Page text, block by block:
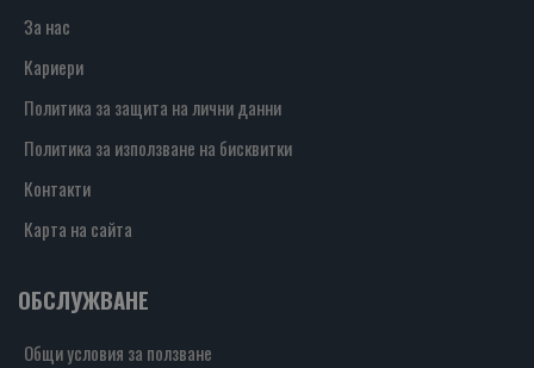
За нас
Кариери
Политика за защита на лични данни
Политика за използване на бисквитки
Контакти
Карта на сайта
ОБСЛУЖВАНЕ
Общи условия за ползване